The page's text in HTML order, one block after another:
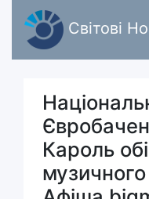
Світові
Кароль